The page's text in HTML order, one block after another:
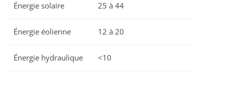
Énergie solaire 25 à 44
Énergie éolienne 12 à 20
Énergie hydraulique <10